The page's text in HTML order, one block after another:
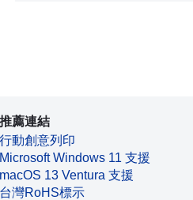
推薦連結
行動創意列印
Microsoft Windows 11 支援
macOS 13 Ventura 支援
台灣RoHS標示